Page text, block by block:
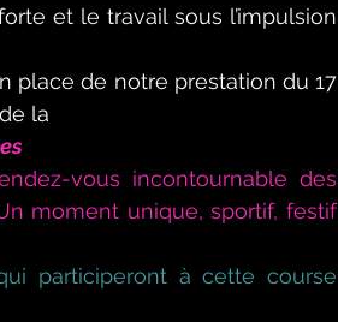
et le travail sous l’impulsion
place de notre prestation du 17
la
vous incontournable des
moment unique, sportif, festif
participeront à cette course